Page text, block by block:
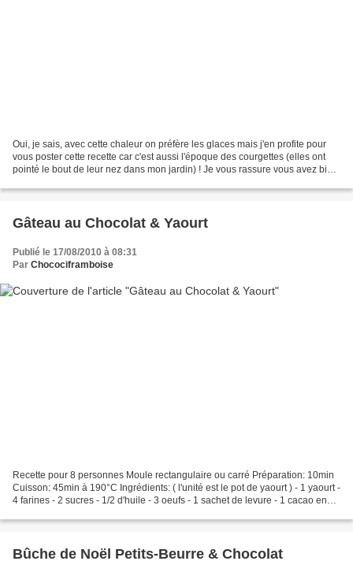
Oui, je sais, avec cette chaleur on préfère les glaces mais j'en profite pour
vous poster cette recette car c'est aussi l'époque des courgettes (elles ont
pointé le bout de leur nez dans mon jardin) ! Je vous rassure vous avez bien
Gâteau au Chocolat & Yaourt
Publié le 17/08/2010 à 08:31
Par Chocociframboise
Recette pour 8 personnes Moule rectangulaire ou carré Préparation: 10min
Cuisson: 45min à 190°C Ingrédients: ( l'unité est le pot de yaourt ) - 1 yaourt -
4 farines - 2 sucres - 1/2 d'huile - 3 oeufs - 1 sachet de levure - 1 cacao en
Bûche de Noël Petits-Beurre & Chocolat